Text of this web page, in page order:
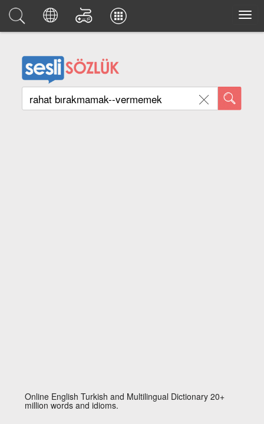
Online English Turkish and Multilingual Dictionary 20+
million words and idioms.